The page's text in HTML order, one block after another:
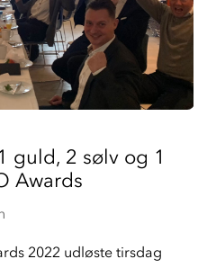
guld, 2 sølv og 1
Awards
2022 udløste tirsdag